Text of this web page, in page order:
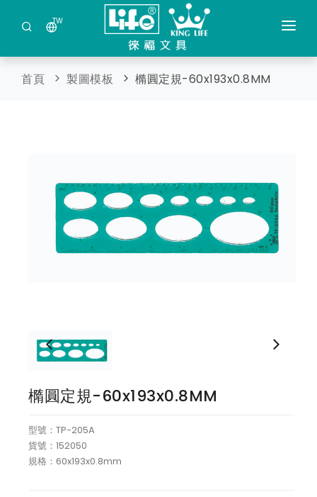
TW
公司簡介
鐳射筆 / 多功能觸控筆
日本DRETEC(多利可)產品
事務機器及耗材
桌上文具
郵寄黏膠及捲尺
首頁 製圖模板 橢圓定規-60x193x0.8MM
橢圓定規-60x193x0.8MM
型號：TP-205A
貨號：152050
規格：60x193x0.8mm